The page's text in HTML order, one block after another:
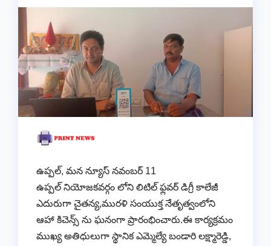
ఉప్పల్, మన న్యూస్ నవంబర్ 11
ఉప్పల్ నియోజకవర్గం లోని లిటిల్ ఫ్లవర్ డిగ్రీ కాలేజీ
ఎదురుగా చైతన్య,మురళి సంయుక్త నేతృత్వంలోని
ఆహా కిచెన్స్ ను ఘనంగా ప్రారంభించారు.ఈ కార్యక్రమం
ముఖ్య అతిధులుగా స్థానిక ఎమ్మెల్యే బండారి లక్ష్మారెడ్డి,